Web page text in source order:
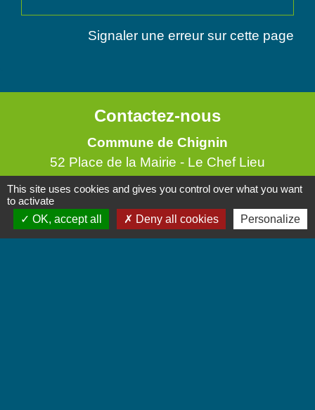
Signaler une erreur sur cette page
Contactez-nous
Commune de Chignin
52 Place de la Mairie - Le Chef Lieu
73800 Chignin - FRANCE
Contact par formulaire
This site uses cookies and gives you control over what you want
to activate
OK, accept all
Deny all cookies Personalize